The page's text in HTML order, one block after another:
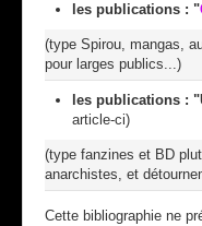
les publications : "
(type Spirou, mangas,
pour larges publics...)
les publications :
article-ci)
(type fanzines et BD
anarchistes, et
Cette bibliographie ne